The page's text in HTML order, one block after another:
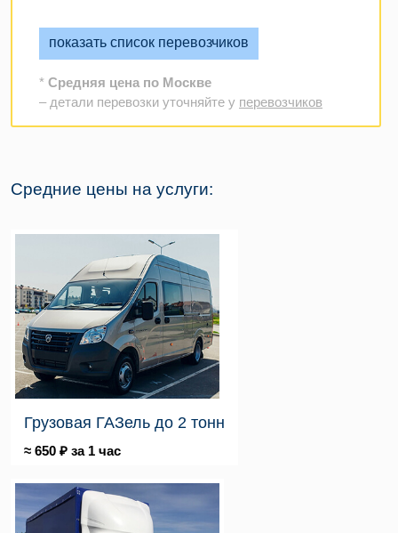
показать список перевозчиков
* Средняя цена по Москве
– детали перевозки уточняйте у перевозчиков
Средние цены на услуги:
Грузовая ГАЗель до 2 тонн
≈ 650 ₽ за 1 час